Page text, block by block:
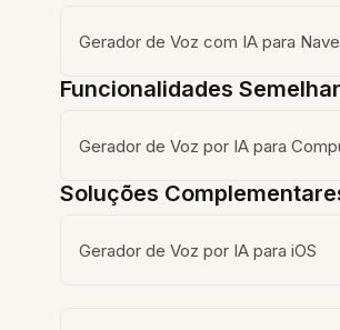
Gerador de Voz com IA para
Funcionalidades
Gerador de Voz por IA para
Soluções
Gerador de Voz por IA para iOS